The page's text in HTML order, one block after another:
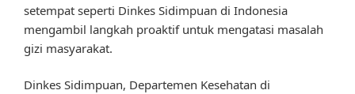
setempat seperti Dinkes Sidimpuan di Indonesia
mengambil langkah proaktif untuk mengatasi masalah
gizi masyarakat.
Dinkes Sidimpuan, Departemen Kesehatan di